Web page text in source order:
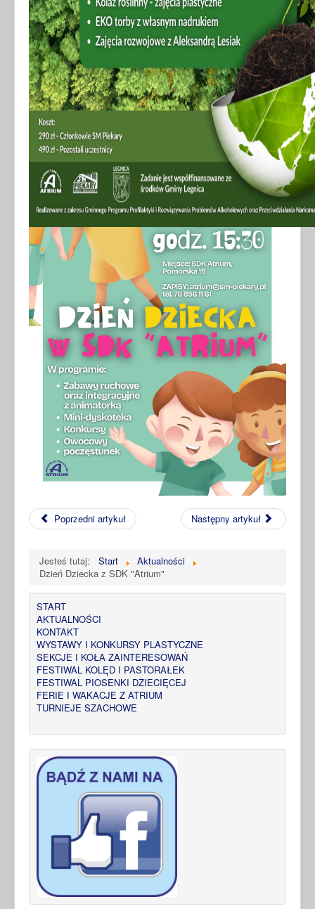
Dzień Dziecka z SDK "Atrium"
Poprzedni artykuł Następny artykuł
Jesteś tutaj: Start
Aktualności
Dzień Dziecka z SDK "Atrium"
START
AKTUALNOŚCI
KONTAKT
WYSTAWY I KONKURSY PLASTYCZNE
SEKCJE I KOŁA ZAINTERESOWAŃ
FESTIWAL KOLĘD I PASTORAŁEK
FESTIWAL PIOSENKI DZIECIĘCEJ
FERIE I WAKACJE Z ATRIUM
TURNIEJE SZACHOWE